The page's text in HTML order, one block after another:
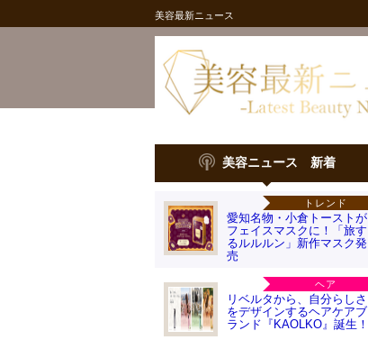
美容最新ニュース
美容ニュース 新着
トレンド
愛知名物・小倉トーストが
フェイスマスクに！「旅す
るルルルン」新作マスク発
売
ヘア
リベルタから、自分らしさ
をデザインするヘアケアブ
ランド『KAOLKO』誕生！